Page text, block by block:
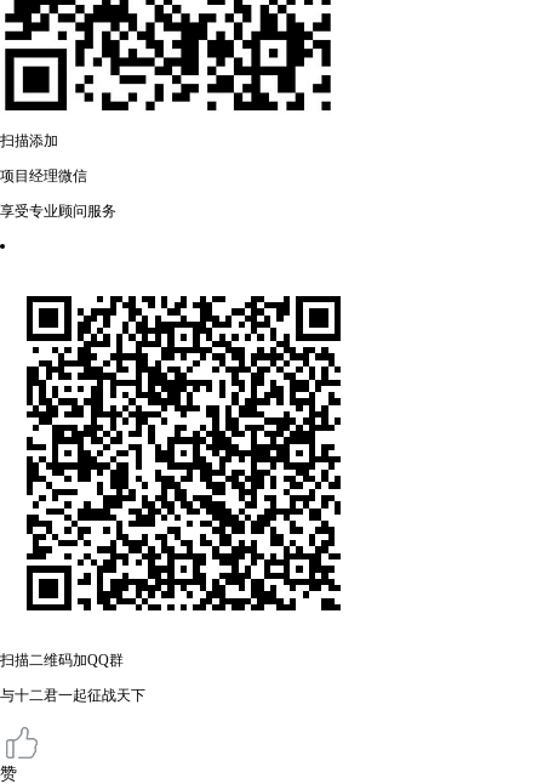
扫描添加
项目经理微信
享受专业顾问服务
扫描二维码加QQ群
与十二君一起征战天下
赞